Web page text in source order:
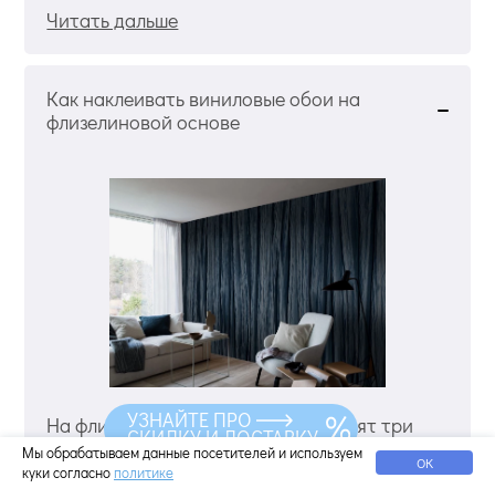
Читать дальше
Как наклеивать виниловые обои на
флизелиновой основе
На флизелиновой основе производят три
вида обоев – без покрытия, под покраску, с
защитно-декоративными покрытиями. Самое
Мы обрабатываем данные посетителей и используем
куки согласно политике ОК
УЗНАЙТЕ ПРО
СКИДКУ И ДОСТАВКУ